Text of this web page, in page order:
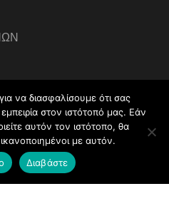
Web Services
να διασφαλίσουμε ότι σας
στον ιστότοπό μας. Εάν
αυτόν τον ιστότοπο, θα
με αυτόν.
Διαβάστε